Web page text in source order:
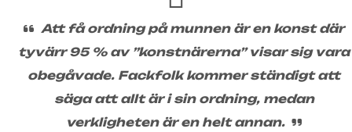
Att få ordning på munnen är en konst där
tyvärr 95 % av ”konstnärerna” visar sig vara
obegåvade. Fackfolk kommer ständigt att
säga att allt är i sin ordning, medan
verkligheten är en helt annan.